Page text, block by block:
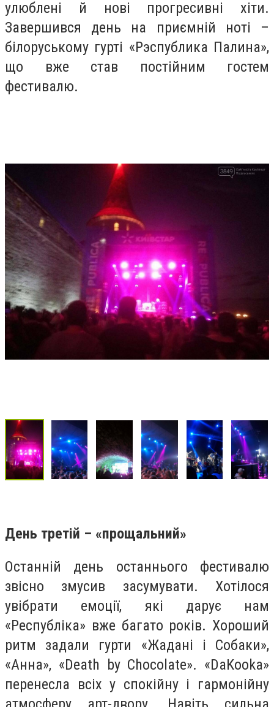
улюблені й нові прогресивні хіти.
Завершився день на приємній ноті –
білоруському гурті «Рэспублика Палина»,
що вже став постійним гостем
фестивалю.
День третій – «прощальний»
Останній день останнього фестивалю
звісно змусив засумувати. Хотілося
увібрати емоції, які дарує нам
«Республіка» вже багато років. Хороший
ритм задали гурти «Жадані і Собаки»,
«Анна», «Death by Chocolate». «DaKooka»
перенесла всіх у спокійну і гармонійну